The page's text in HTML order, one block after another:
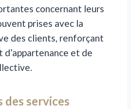
concernant leurs
prises avec la
des clients, renforçant
d’appartenance et de
des services